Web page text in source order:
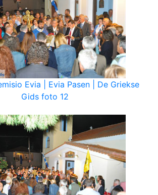
Evia | Evia Pasen | De Griekse
Gids foto 12